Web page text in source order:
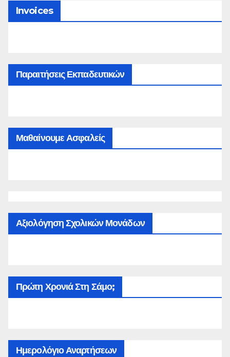
Invoices
Παραιτήσεις Εκπαδευτικών
Μαθαίνουμε Ασφαλείς
Αξιολόγηση Σχολικών Μονάδων
Πρώτη Χρονιά Στη Σάμο;
Ημερολόγιο Αναρτήσεων